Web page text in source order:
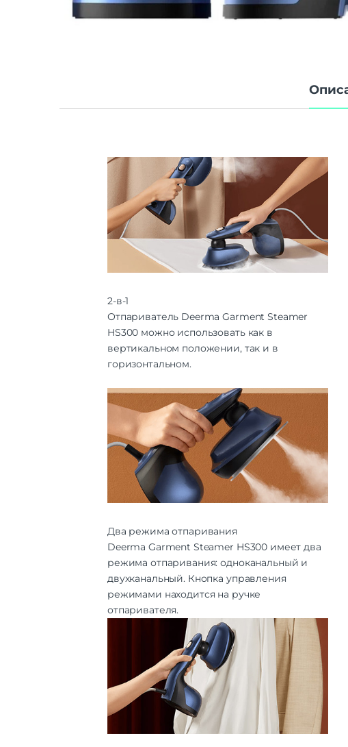
2-в-1
Отпариватель Deerma Garment Steamer
HS300 можно использовать как в
вертикальном положении, так и в
горизонтальном.
Два режима отпаривания
Deerma Garment Steamer HS300 имеет два
режима отпаривания: одноканальный и
двухканальный. Кнопка управления
режимами находится на ручке
отпаривателя.